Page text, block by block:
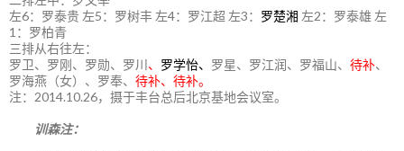
左6：罗泰贵 左5：罗树丰 左4：罗江超 左3： 罗楚湘 左2：罗泰雄 左
1：罗柏青
三排从右往左：
罗卫、罗刚、罗勋、罗川 、 罗学怡、 罗星、罗江润、罗福山、 待补、
罗海燕（女）、罗奉、 待补、待补。
注：2014.10.26，摄于丰台总后北京基地会议室。
训森注：